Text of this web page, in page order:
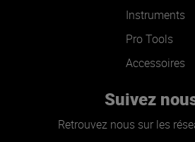
Instruments
Pro Tools
Accessoires
Suivez
Retrouvez nous sur les